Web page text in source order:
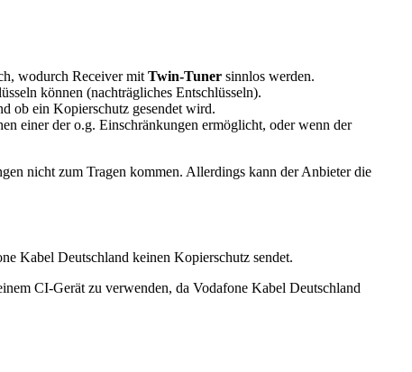
wodurch Receiver mit Twin-Tuner sinnlos werden.
können (nachträgliches Entschlüsseln).
ob ein Kopierschutz gesendet wird.
einer der o.g. Einschränkungen ermöglicht, oder wenn der
nicht zum Tragen kommen. Allerdings kann der Anbieter die
Kabel Deutschland keinen Kopierschutz sendet.
CI-Gerät zu verwenden, da Vodafone Kabel Deutschland